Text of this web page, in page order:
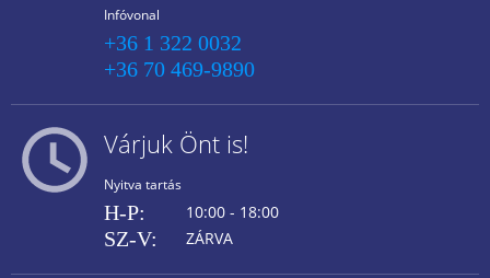
Infóvonal
+36 1 322 0032
+36 70 469-9890
Várjuk Önt is!
Nyitva tartás
H-P: 10:00 - 18:00
SZ-V: ZÁRVA